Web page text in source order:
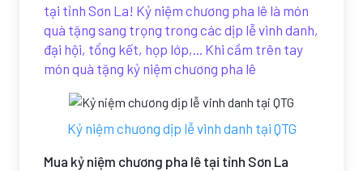
tại tỉnh Sơn La! Kỷ niệm chương pha lê là món
quà tặng sang trọng trong các dịp lễ vinh danh,
đại hội, tổng kết, họp lớp,... Khi cầm trên tay
món quà tặng kỷ niệm chương pha lê
Kỷ niệm chương dịp lễ vinh danh tại QTG
Mua kỷ niệm chương pha lê tại tỉnh Sơn La